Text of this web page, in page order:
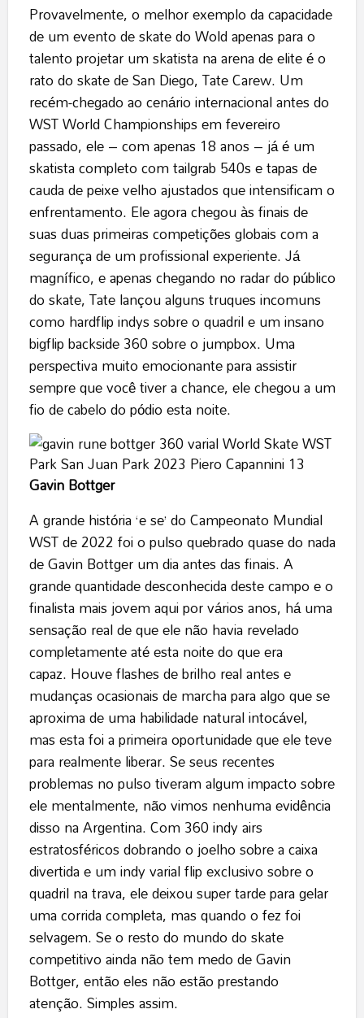
Provavelmente, o melhor exemplo da capacidade
de um evento de skate do Wold apenas para o
talento projetar um skatista na arena de elite é o
rato do skate de San Diego, Tate Carew. Um
recém-chegado ao cenário internacional antes do
WST World Championships em fevereiro
passado, ele – com apenas 18 anos – já é um
skatista completo com tailgrab 540s e tapas de
cauda de peixe velho ajustados que intensificam o
enfrentamento. Ele agora chegou às finais de
suas duas primeiras competições globais com a
segurança de um profissional experiente. Já
magnífico, e apenas chegando no radar do público
do skate, Tate lançou alguns truques incomuns
como hardflip indys sobre o quadril e um insano
bigflip backside 360 ​​sobre o jumpbox. Uma
perspectiva muito emocionante para assistir
sempre que você tiver a chance, ele chegou a um
fio de cabelo do pódio esta noite.
Gavin Bottger
A grande história ‘e se’ do Campeonato Mundial
WST de 2022 foi o pulso quebrado quase do nada
de Gavin Bottger um dia antes das finais. A
grande quantidade desconhecida deste campo e o
finalista mais jovem aqui por vários anos, há uma
sensação real de que ele não havia revelado
completamente até esta noite do que era
capaz. Houve flashes de brilho real antes e
mudanças ocasionais de marcha para algo que se
aproxima de uma habilidade natural intocável,
mas esta foi a primeira oportunidade que ele teve
para realmente liberar. Se seus recentes
problemas no pulso tiveram algum impacto sobre
ele mentalmente, não vimos nenhuma evidência
disso na Argentina. Com 360 indy airs
estratosféricos dobrando o joelho sobre a caixa
divertida e um indy varial flip exclusivo sobre o
quadril na trava, ele deixou super tarde para gelar
uma corrida completa, mas quando o fez foi
selvagem. Se o resto do mundo do skate
competitivo ainda não tem medo de Gavin
Bottger, então eles não estão prestando
atenção. Simples assim.